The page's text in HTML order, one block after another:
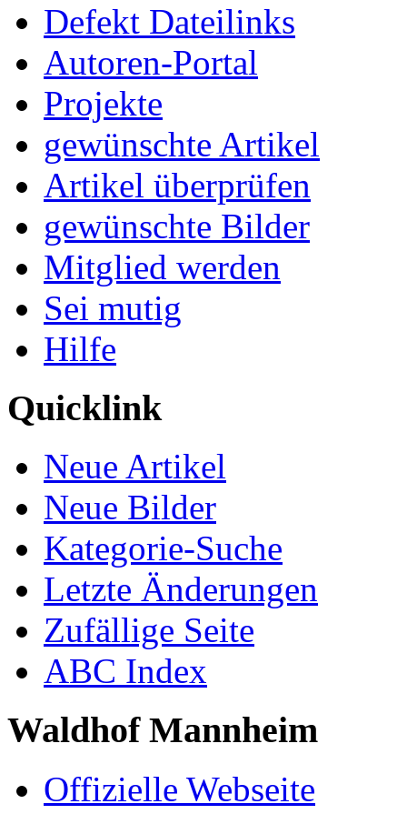
Defekt Dateilinks
Autoren-Portal
Projekte
gewünschte Artikel
Artikel überprüfen
gewünschte Bilder
Mitglied werden
Sei mutig
Hilfe
Quicklink
Neue Artikel
Neue Bilder
Kategorie-Suche
Letzte Änderungen
Zufällige Seite
ABC Index
Waldhof Mannheim
Offizielle Webseite